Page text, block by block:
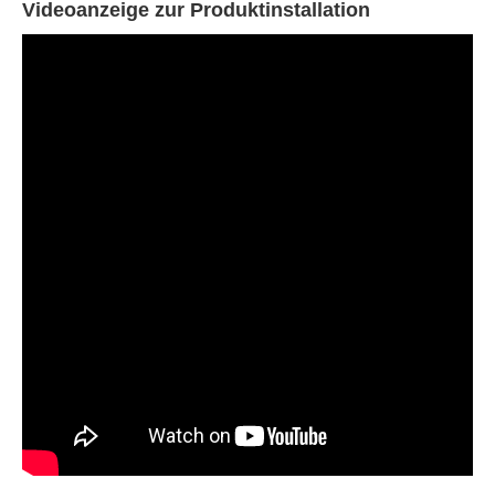
Videoanzeige zur Produktinstallation